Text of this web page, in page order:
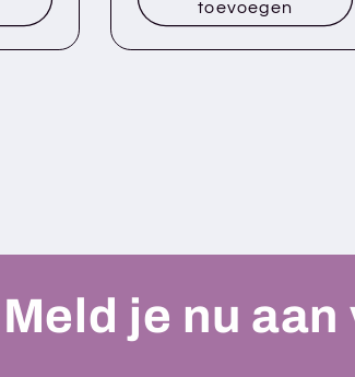
toevoegen
Meld je nu